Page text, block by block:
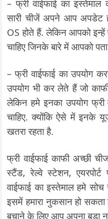
– फ्री वाईफाई का
सारी चीजें अपने आप अपडेट
OS होते हैं. लेकिन आपको
चाहिए जिनके बारे में आपको पता
– फ्री वाईफाई का उपयोग
उपयोग भी कर लेते हैं जो
लेकिन हमे इनका उपयोग
चाहिए. क्योंकि ऐसे में इनके
खतरा रहता है.
फ्री वाईफाई काफी अच्छी
स्टैंड, रेल्वे स्टेशन, एयरपोर्ट
वाईफाई का इस्तेमाल हमे
इसमें हमारा नुकसान हो
बचाने के लिए आप अपना